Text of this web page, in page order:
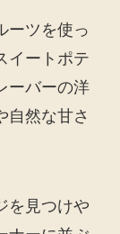
ーツを使っ
イートポテ
ーバーの洋
自然な甘さ
を見つけや